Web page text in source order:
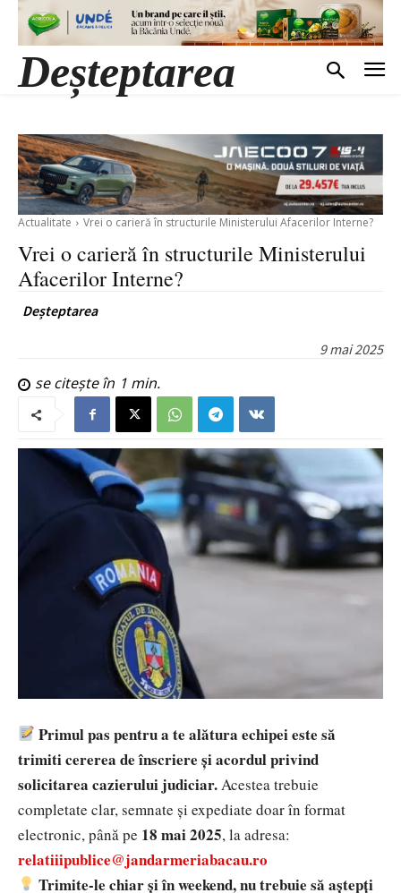
Deșteptarea
Actualitate Vrei o carieră în structurile Ministerului Afacerilor Interne?
Vrei o carieră în structurile Ministerului
Afacerilor Interne?
Deșteptarea
9 mai 2025
se citește în 1 min.
Primul pas pentru a te alătura echipei este să
trimiti cererea de înscriere și acordul privind
solicitarea cazierului judiciar.Acestea trebuie
completate clar, semnate și expediate doar în format
electronic, până pe 18 mai 2025, la adresa:
relatiiipublice@jandarmeriabacau.ro
Trimite-le chiar și în weekend, nu trebuie să aștepți